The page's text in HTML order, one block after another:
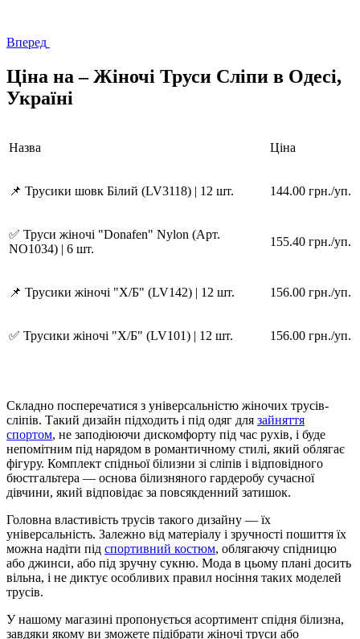
Вперед
Ціна на – Жіночі Труси Сліпи в Одесі,
Україні
Назва Ціна
📌 Трусики шовк Білий (LV3118) | 12 шт. 144.00 грн./уп.
✅ Труси жіночі "Donafen" Nylon (Арт.
NO1034) | 6 шт.
155.40 грн./уп.
📌 Трусики жіночі "Х/Б" (LV142) | 12 шт. 156.00 грн./уп.
✅ Трусики жіночі "Х/Б" (LV101) | 12 шт. 156.00 грн./уп.
Складно посперечатися з універсальністю жіночих трусів-
сліпів. Такий дизайн підходить і під одяг для зайняття
спортом, не заподіюючи дискомфорту під час рухів, і буде
непомітним під нарядом в романтичному стилі, який облягає
фігуру. Комплект спідньої білизни зі сліпів і відповідного
бюстгальтера — основа білизняного гардеробу сучасної
дівчини, який відповідає за повсякденний затишок.
Головна властивість трусів такого дизайну — їх
універсальність. Залежно від матеріалу і зручності пошиття їх
можна надіти під спортивний костюм, облягаючу спідницю
або джинси, або під зручну сукню. Мода в цьому плані досить
вільна, і не диктує особливих правил носіння таких моделей
трусів.
У нашому магазині пропонується асортимент спідня білизна,
завдяки якому ви зможете підібрати жіночі труси або